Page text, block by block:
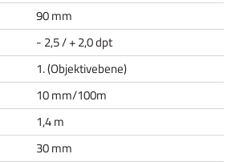
90 mm
- 2,5 / + 2,0 dpt
1. (Objektivebene)
10 mm/100m
1,4 m
30 mm